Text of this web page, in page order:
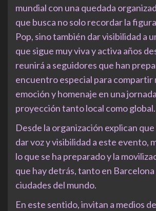
mundial con una quedada
que busca no solo recordar la
Pop, sino también dar visibilidad a
que sigue muy viva y activa años
reunirá a seguidores que han
encuentro especial para compartir
emoción y homenaje en una
proyección tanto local como global.
Desde la organización explican
dar voz y visibilidad a este evento,
lo que se ha preparado y la
que hay detrás, tanto en
ciudades del mundo.
En este sentido, invitan a medios de